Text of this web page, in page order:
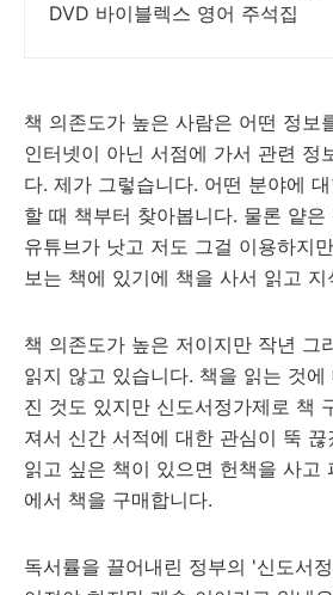
DVD 바이블렉스 영어 주석집
책 의존도가 높은 사람은 어떤 정보
인터넷이 아닌 서점에 가서 관련 정
다. 제가 그렇습니다. 어떤 분야에
할 때 책부터 찾아봅니다. 물론 얕
유튜브가 낫고 저도 그걸 이용하지
보는 책에 있기에 책을 사서 읽고 지
책 의존도가 높은 저이지만 작년 그
읽지 않고 있습니다. 책을 읽는 것
진 것도 있지만 신도서정가제로 책
져서 신간 서적에 대한 관심이 뚝
읽고 싶은 책이 있으면 헌책을 사고
에서 책을 구매합니다.
독서률을 끌어내린 정부의 '신도서